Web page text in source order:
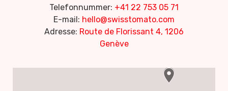
Telefonnummer: +41 22 753 05 71
E-mail: hello@swisstomato.com
Adresse: Route de Florissant 4, 1206
Genève